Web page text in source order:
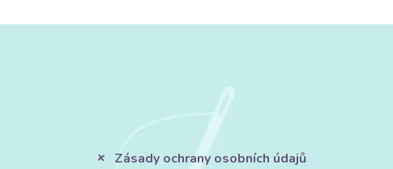
Zásady ochrany osobních údajů